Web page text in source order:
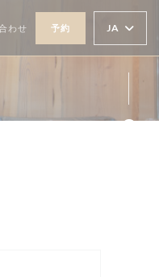
わせ 予約 JA